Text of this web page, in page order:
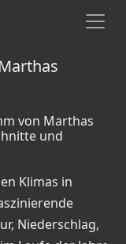
von Marthas
und
Klimas in
Niederschlag,